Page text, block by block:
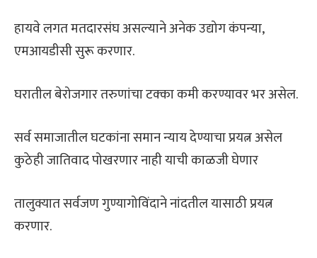
हायवे लगत मतदारसंघ असल्याने अनेक उद्योग कंपन्या,
एमआयडीसी सुरू करणार.
घरातील बेरोजगार तरुणांचा टक्का कमी करण्यावर भर असेल.
सर्व समाजातील घटकांना समान न्याय देण्याचा प्रयत्न असेल
कुठेही जातिवाद पोखरणार नाही याची काळजी घेणार
तालुक्यात सर्वजण गुण्यागोविंदाने नांदतील यासाठी प्रयत्न
करणार.